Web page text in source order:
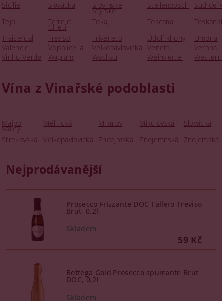
Sicílie
Slovácká Slovinské
Štýrsko
Stellenbosch
Sud de
Tejo
Terre di
Chieti
Tokaj Toscana
Traisental
Treviso Triveneto Údolí Rhony
Umbria
Valencie
Valpolicella Velkopavlovická Veneto
Verona
Vinho Verde
Wagram Wachau Weinviertel
Vína z Vinařské podoblasti
Maipo
Valley
Mělnická Mikulov Mikulovská
Slovácká
Strekovská
Velkopavlovická Znoejmská Znojemnská Znojemská
Nejprodávanější
Prosecco Frizzante DOC Tallero Treviso
Brut, 0,2l
59 Kč
Bottega Gold Prosecco spumante Brut
DOC, 0,2l